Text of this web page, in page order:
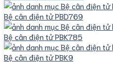
Bệ cân điện tử PBD769
Bệ cân điện tử PBK785
Bệ cân điện tử PBK9